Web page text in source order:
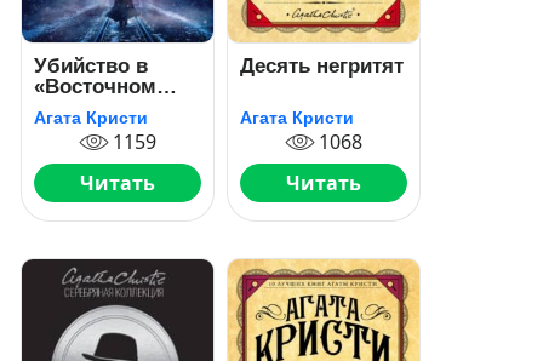
Убийство в
«Восточном
экспрессе»
Агата Кристи
1159
Читать
Десять негритят
Агата Кристи
1068
Читать